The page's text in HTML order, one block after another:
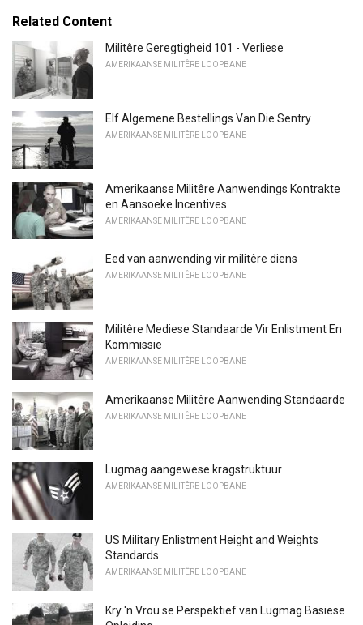
Related Content
Militêre Geregtigheid 101 - Verliese
AMERIKAANSE MILITÊRE LOOPBANE
Elf Algemene Bestellings Van Die Sentry
AMERIKAANSE MILITÊRE LOOPBANE
Amerikaanse Militêre Aanwendings Kontrakte
en Aansoeke Incentives
AMERIKAANSE MILITÊRE LOOPBANE
Eed van aanwending vir militêre diens
AMERIKAANSE MILITÊRE LOOPBANE
Militêre Mediese Standaarde Vir Enlistment En
Kommissie
AMERIKAANSE MILITÊRE LOOPBANE
Amerikaanse Militêre Aanwending Standaarde
AMERIKAANSE MILITÊRE LOOPBANE
Lugmag aangewese kragstruktuur
AMERIKAANSE MILITÊRE LOOPBANE
US Military Enlistment Height and Weights
Standards
AMERIKAANSE MILITÊRE LOOPBANE
Kry 'n Vrou se Perspektief van Lugmag Basiese